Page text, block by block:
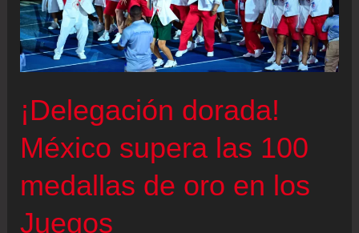
¡Delegación dorada!
México supera las 100
medallas de oro en los
Juegos